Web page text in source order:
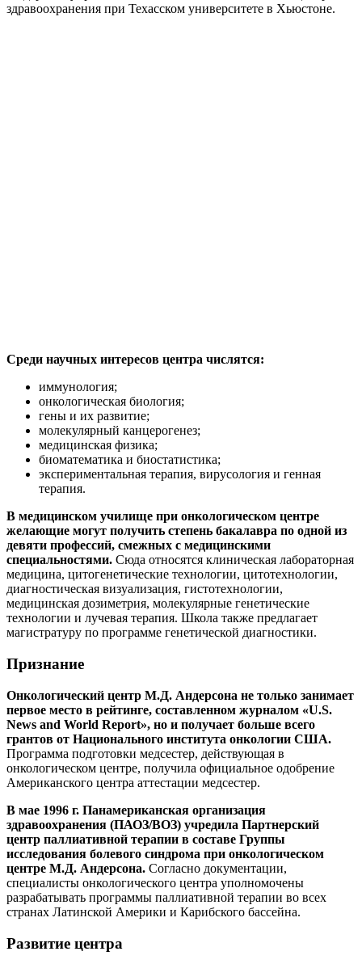
здравоохранения при Техасском университете в Хьюстоне.
Среди научных интересов центра числятся:
иммунология;
онкологическая биология;
гены и их развитие;
молекулярный канцерогенез;
медицинская физика;
биоматематика и биостатистика;
экспериментальная терапия, вирусология и генная
терапия.
В медицинском училище при онкологическом центре
желающие могут получить степень бакалавра по одной из
девяти профессий, смежных с медицинскими
специальностями. Сюда относятся клиническая лабораторная
медицина, цитогенетические технологии, цитотехнологии,
диагностическая визуализация, гистотехнологии,
медицинская дозиметрия, молекулярные генетические
технологии и лучевая терапия. Школа также предлагает
магистратуру по программе генетической диагностики.
Признание
Онкологический центр М.Д. Андерсона не только занимает
первое место в рейтинге, составленном журналом «U.S.
News and World Report», но и получает больше всего
грантов от Национального института онкологии США.
Программа подготовки медсестер, действующая в
онкологическом центре, получила официальное одобрение
Американского центра аттестации медсестер.
В мае 1996 г. Панамериканская организация
здравоохранения (ПАОЗ/ВОЗ) учредила Партнерский
центр паллиативной терапии в составе Группы
исследования болевого синдрома при онкологическом
центре М.Д. Андерсона. Согласно документации,
специалисты онкологического центра уполномочены
разрабатывать программы паллиативной терапии во всех
странах Латинской Америки и Карибского бассейна.
Развитие центра